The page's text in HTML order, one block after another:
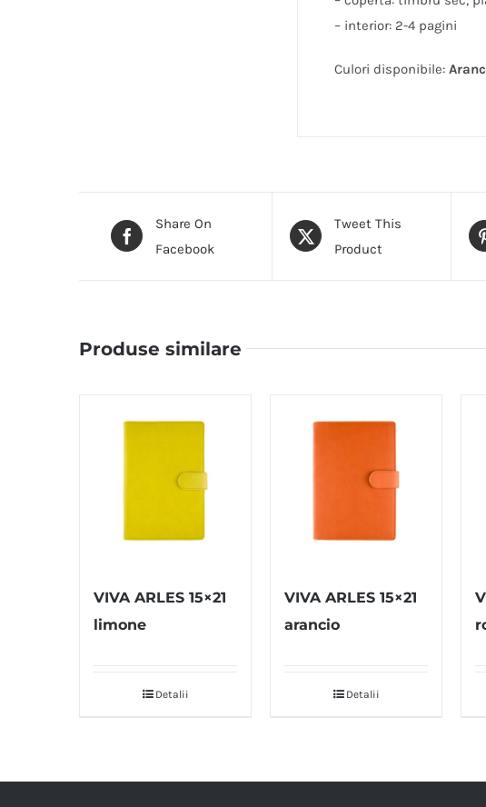
– interior: 2-4 pagini
Culori disponibile:
Share On
Facebook
Tweet This
Product
Produse similare
VIVA ARLES 15×21
limone
Detalii
VIVA ARLES 15×21
arancio
Detalii